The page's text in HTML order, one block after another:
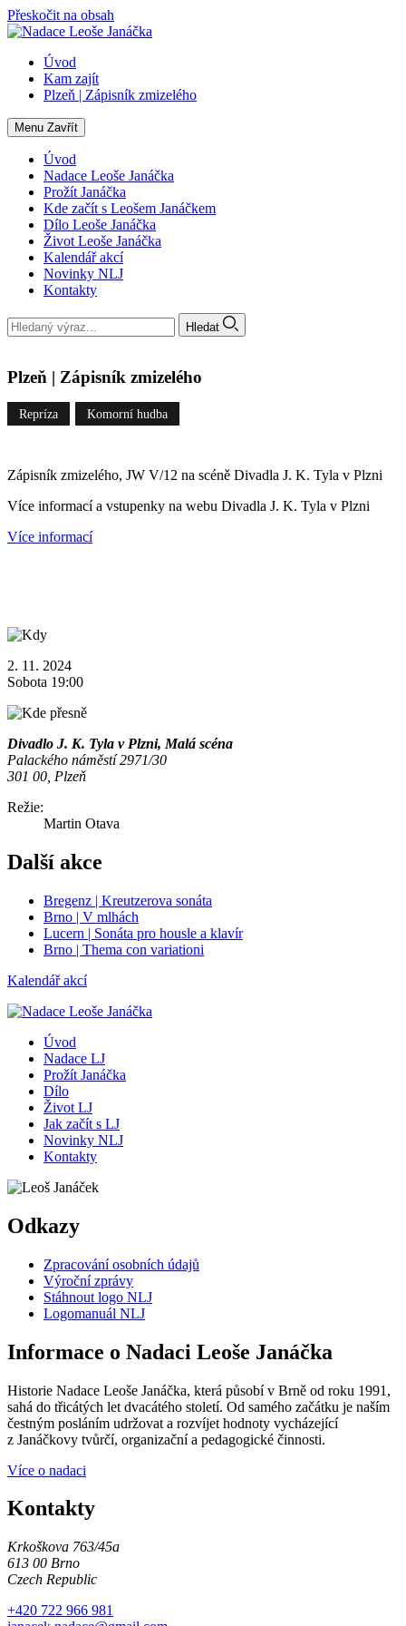
Přeskočit na obsah
Úvod
Kam zajít
Plzeň | Zápisník zmizelého
Menu Zavřít
Úvod
Nadace Leoše Janáčka
Prožít Janáčka
Kde začít s Leošem Janáčkem
Dílo Leoše Janáčka
Život Leoše Janáčka
Kalendář akcí
Novinky NLJ
Kontakty
Hledat
Plzeň | Zápisník zmizelého
Repríza Komorní hudba
Zápisník zmizelého, JW V/12 na scéně Divadla J. K. Tyla v Plzni
Více informací a vstupenky na webu Divadla J. K. Tyla v Plzni
Více informací
2. 11. 2024
Sobota 19:00
Divadlo J. K. Tyla v Plzni, Malá scéna
Palackého náměstí 2971/30
301 00, Plzeň
Režie:
Martin Otava
Další akce
Bregenz | Kreutzerova sonáta
Brno | V mlhách
Lucern | Sonáta pro housle a klavír
Brno | Thema con variationi
Kalendář akcí
Úvod
Nadace LJ
Prožít Janáčka
Dílo
Život LJ
Jak začít s LJ
Novinky NLJ
Kontakty
Odkazy
Zpracování osobních údajů
Výroční zprávy
Stáhnout logo NLJ
Logomanuál NLJ
Informace o Nadaci Leoše Janáčka
Historie Nadace Leoše Janáčka, která působí v Brně od roku 1991,
sahá do třicátých let dvacátého století. Od samého začátku je naším
čestným posláním udržovat a rozvíjet hodnoty vycházející
z Janáčkovy tvůrčí, organizační a pedagogické činnosti.
Více o nadaci
Kontakty
Krkoškova 763/45a
613 00 Brno
Czech Republic
+420 722 966 981